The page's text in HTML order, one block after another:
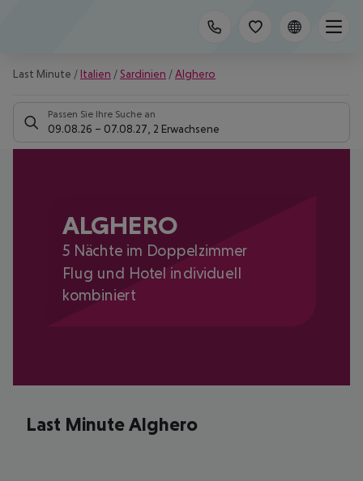
Last Minute / Italien / Sardinien /Alghero
Passen Sie Ihre Suche an
09.08.26 – 07.08.27 2 Erwachsene
ALGHERO
5 Nächte im Doppelzimmer
Flug und Hotel individuell
kombiniert
Last Minute Alghero